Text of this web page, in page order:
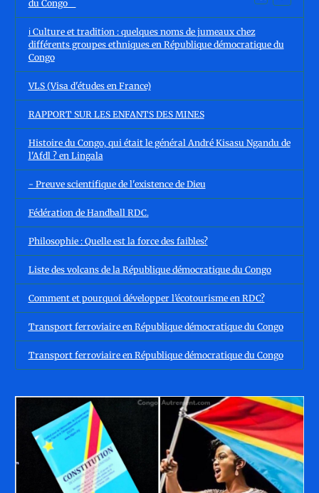
du Congo
ℹ️ Culture et tradition : quelques noms de jumeaux chez
différents groupes ethniques en République démocratique du
Congo
VLS (Visa d'études en France)
RAPPORT SUR LES ENFANTS DES MINES
Histoire du Congo, qui était le général André Kisasu Ngandu de
l'Afdl ? en Lingala
- Preuve scientifique de l'existence de Dieu
Fédération de Handball RDC.
Philosophie : Quelle est la force des faibles?
Liste des volcans de la République démocratique du Congo
Comment et pourquoi développer l’écotourisme en RDC?
Transport ferroviaire en République démocratique du Congo
Transport ferroviaire en République démocratique du Congo